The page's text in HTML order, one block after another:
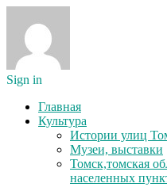
Sign in
Главная
Культура
Истории улиц
Музеи, выставки
Томск,томская
населенных